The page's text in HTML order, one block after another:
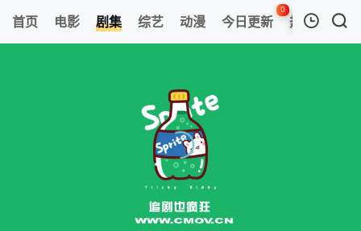
首页 电影 剧集 综艺 动漫 今日更新
0
热榜 APP
成了BL剧的主演第二季
清空